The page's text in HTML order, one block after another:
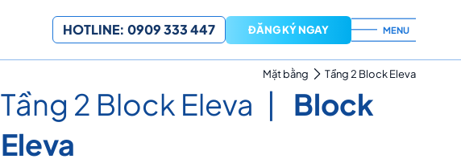
HOTLINE: 0909 333 447 ĐĂNG KÝ NGAY MENU
Mặt bằng Tầng 2 Block Eleva
Tầng 2 Block Eleva
Block
Eleva